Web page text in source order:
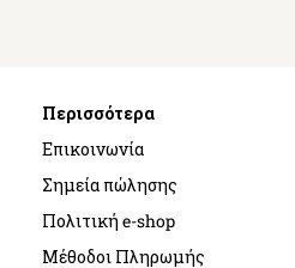
Περισσότερα
Επικοινωνία
Σημεία πώλησης
Πολιτική e-shop
Μέθοδοι Πληρωμής